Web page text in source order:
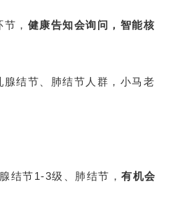
， 健康告知会询问，智能核
腺结节、肺结节人群，小马老
结节1-3级、肺结节，有机会